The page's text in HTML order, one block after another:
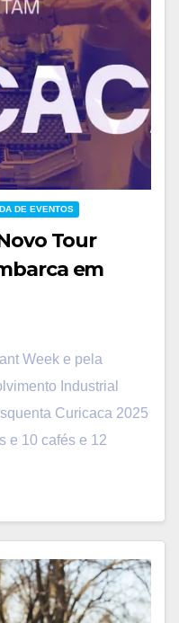
DE EVENTOS
Tour
em
Week e pela
Industrial
Curicaca 2025
e 10 cafés e 12